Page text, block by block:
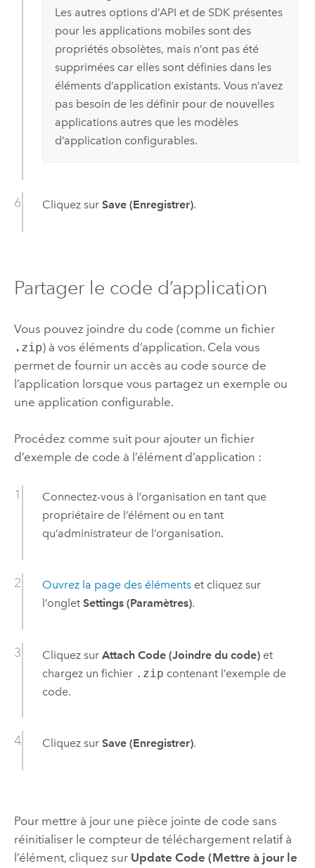
Les autres options d’API et de SDK présentes
pour les applications mobiles sont des
propriétés obsolètes, mais n’ont pas été
supprimées car elles sont définies dans les
éléments d’application existants. Vous n’avez
pas besoin de les définir pour de nouvelles
applications autres que les modèles
d’application configurables.
Cliquez sur Save (Enregistrer).
Partager le code d’application
Vous pouvez joindre du code (comme un fichier
.zip) à vos éléments d’application. Cela vous
permet de fournir un accès au code source de
l’application lorsque vous partagez un exemple ou
une application configurable.
Procédez comme suit pour ajouter un fichier
d’exemple de code à l’élément d’application :
Connectez-vous à l’organisation en tant que
propriétaire de l’élément ou en tant
qu’administrateur de l’organisation.
Ouvrez la page des élémentset cliquez sur
l’onglet Settings (Paramètres).
Cliquez sur Attach Code (Joindre du code)et
chargez un fichier .zip contenant l’exemple de
code.
Cliquez sur Save (Enregistrer).
Pour mettre à jour une pièce jointe de code sans
réinitialiser le compteur de téléchargement relatif à
l’élément, cliquez sur Update Code (Mettre à jour le